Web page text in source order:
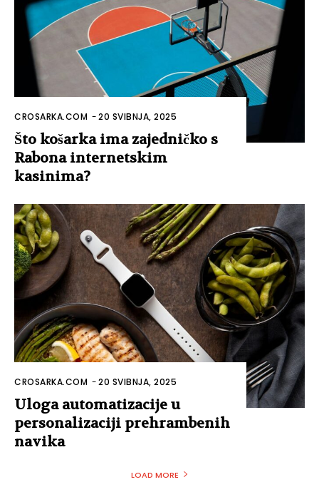
CROSARKA.COM -20 SVIBNJA, 2025
Što košarka ima zajedničko s
Rabona internetskim
kasinima?
CROSARKA.COM -20 SVIBNJA, 2025
Uloga automatizacije u
personalizaciji prehrambenih
navika
LOAD MORE